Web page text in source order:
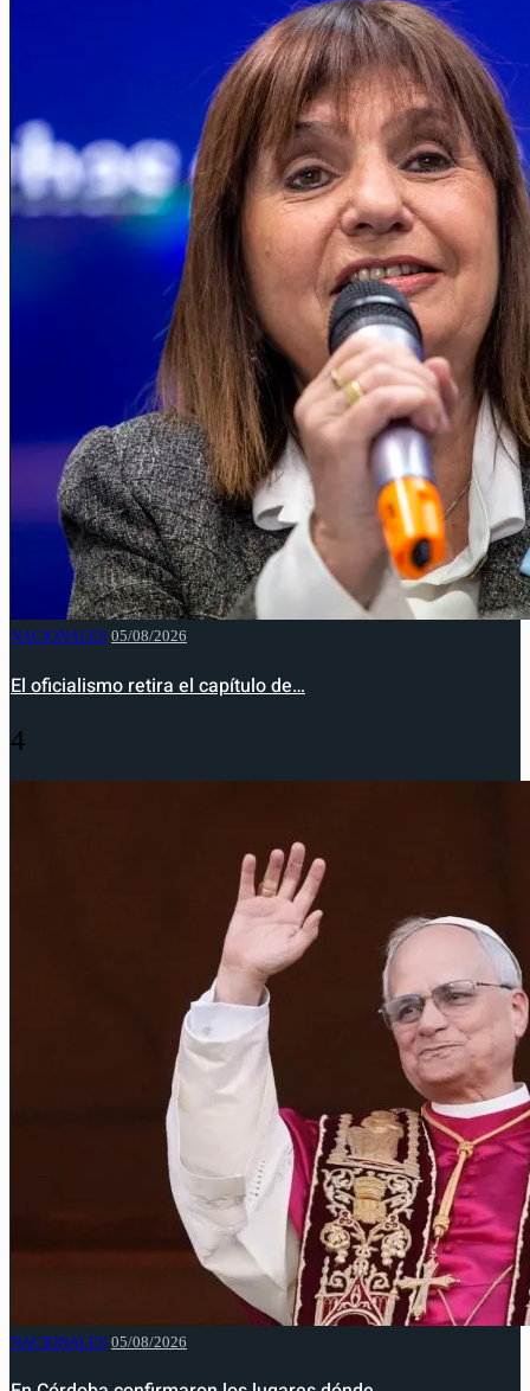
NACIONALES 05/08/2026
El oficialismo retira el capítulo de…
4
NACIONALES 05/08/2026